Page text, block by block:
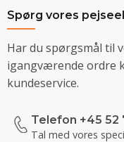
Spørg vores
Har du spørgsmål til
igangværende ordre
kundeservice.
Telefon +45 52
Tal med vores